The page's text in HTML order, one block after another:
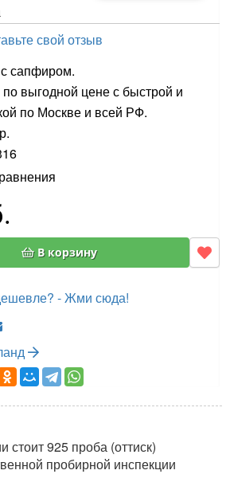
свой отзыв
сапфиром.
выгодной цене с быстрой и
по Москве и всей РФ.
В корзину
- Жми сюда!
стоит 925 проба (оттиск)
пробирной инспекции